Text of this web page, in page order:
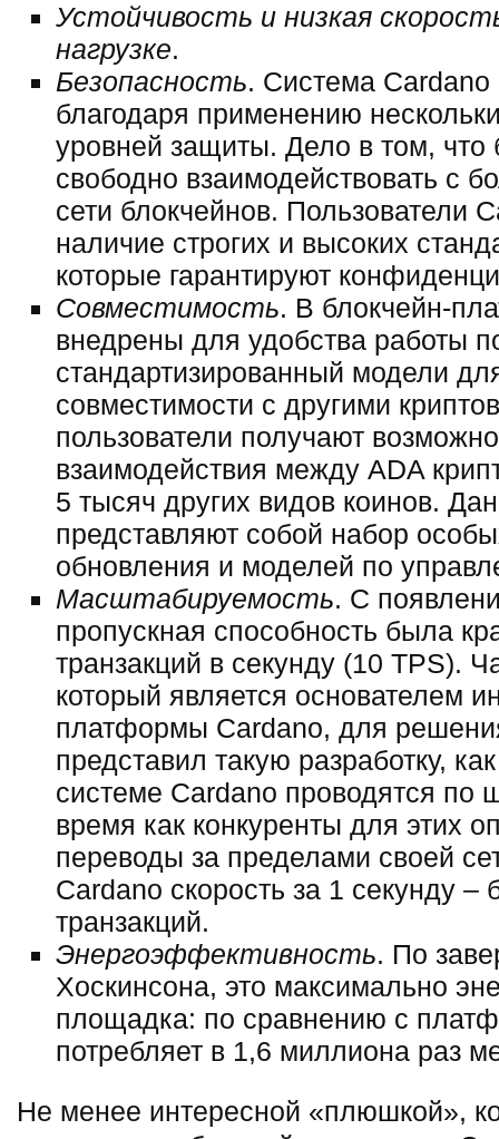
Устойчивость и низкая
нагрузке.
Безопасность. Система Cardano
благодаря применению
уровней защиты. Дело в том, что
свободно взаимодействовать с
сети блокчейнов. Пользователи
наличие строгих и высоких
которые гарантируют
Совместимость. В блокчейн-
внедрены для удобства работы
стандартизированный модели
совместимости с другими
пользователи получают
взаимодействия между ADA
5 тысяч других видов коинов.
представляют собой набор
обновления и моделей по
Масштабируемость. С
пропускная способность была
транзакций в секунду (10 TPS).
который является основателем
платформы Cardano, для
представил такую разработку,
системе Cardano проводятся по
время как конкуренты для этих
переводы за пределами своей
Cardano скорость за 1 секунду
транзакций.
Энергоэффективность. По
Хоскинсона, это максимально
площадка: по сравнению с
потребляет в 1,6 миллиона раз
Не менее интересной «плюшкой»,